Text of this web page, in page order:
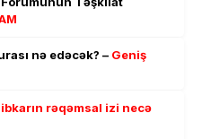
nə edəcək? – Geniş
rəqəmsal izi necə